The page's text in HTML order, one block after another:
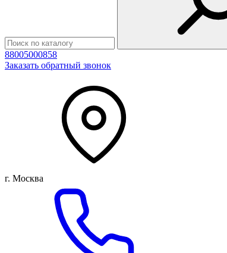
88005000858
Заказать обратный звонок
г. Москва